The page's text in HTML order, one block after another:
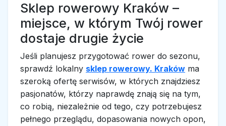
Sklep rowerowy Kraków –
miejsce, w którym Twój rower
dostaje drugie życie
Jeśli planujesz przygotować rower do sezonu,
sprawdź lokalny sklep rowerowy. Kraków ma
szeroką ofertę serwisów, w których znajdziesz
pasjonatów, którzy naprawdę znają się na tym,
co robią, niezależnie od tego, czy potrzebujesz
pełnego przeglądu, dopasowania nowych opon,